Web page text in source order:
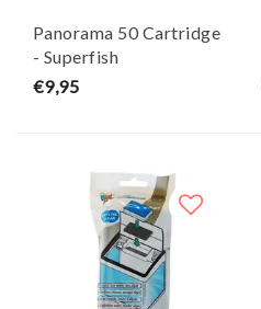
Panorama 50 Cartridge
- Superfish
€9,95